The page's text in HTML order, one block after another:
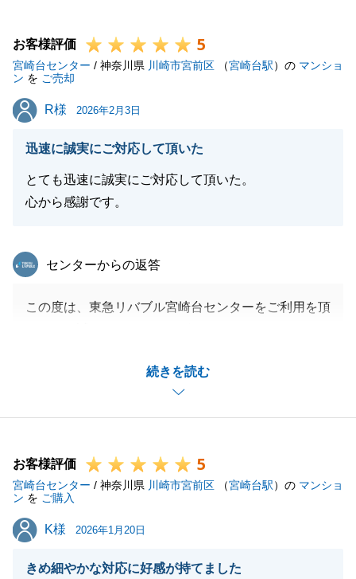
閉じる
お客様評価 5
宮崎台センター / 神奈川県 川崎市宮前区 （宮崎台駅）の マンショ
ン を ご売却
R様
R様 2026年2月3日
迅速に誠実にご対応して頂いた
とても迅速に誠実にご対応して頂いた。
心から感謝です。
続きを読む
東急リバブル
センターからの返答
この度は、東急リバブル宮崎台センターをご利用を頂
にありがとうございます。
温かいお言葉を頂戴し、大変励みになります。
今後とも、より一層ご満足いただけるよう努めてまい
また何かお役に立てることがございましたら、いつで
もお気軽にお申し付けください。
お客様評価 5
宮崎台センター / 神奈川県 川崎市宮前区 （宮崎台駅）の マンショ
ン を ご購入
K様
K様 2026年1月20日
きめ細やかな対応に好感が持てました